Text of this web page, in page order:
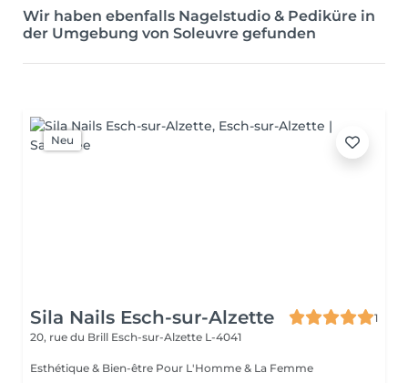
Wir haben ebenfalls Nagelstudio & Pediküre in
der Umgebung von Soleuvre gefunden
Neu
Sila Nails Esch-sur-Alzette
1
20, rue du Brill Esch-sur-Alzette L-4041
Esthétique & Bien-être Pour L'Homme & La Femme